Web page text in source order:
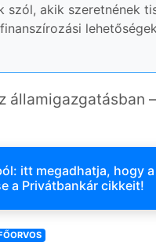
szól, akik szeretnének
államigazgatásban
itt megadhatja, hogy
a Privátbankár cikkeit!